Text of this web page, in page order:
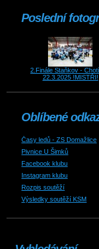
Poslední
2.Finále Staňkov -
22.3.2025 !MISTŘI!
Oblíbené
Časy ledů - ZS Domažlice
Pivnice U Šimků
Facebook klubu
Instagram klubu
Rozpis soutěží
Výsledky soutěží KSM